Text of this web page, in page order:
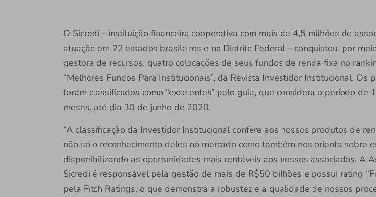
O Sicredi - instituição financeira cooperativa com mais de 4,5 milhões de
atuação em 22 estados brasileiros e no Distrito Federal – conquistou, por
gestora de recursos, quatro colocações de seus fundos de renda fixa no
“Melhores Fundos Para Institucionais”, da Revista Investidor Institucional. Os
foram classificados como “excelentes” pelo guia, que considera o período de
meses, até dia 30 de junho de 2020.
“A classificação da Investidor Institucional confere aos nossos produtos de
não só o reconhecimento deles no mercado como também nos orienta sobre
disponibilizando as oportunidades mais rentáveis aos nossos associados. A
Sicredi é responsável pela gestão de mais de R$50 bilhões e possui rating
pela Fitch Ratings, o que demonstra a robustez e a qualidade de nossos